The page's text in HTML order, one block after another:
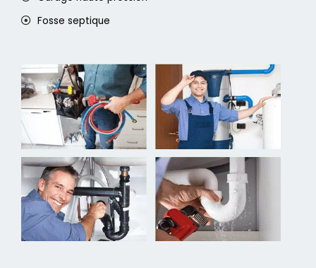
Fosse septique